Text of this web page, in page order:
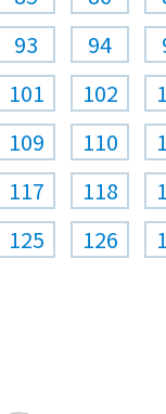
93 94
101 102
109 110
117 118
125 126